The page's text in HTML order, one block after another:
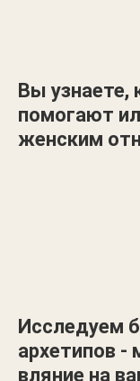
Вы узнаете,
помогают
женским
Исследуем
архетипов -
вляние на